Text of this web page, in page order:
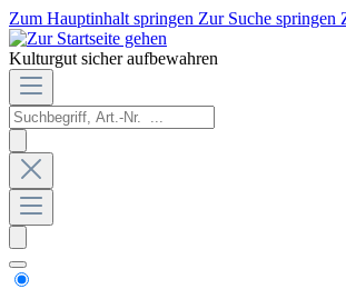
Zum Hauptinhalt springen Zur Suche springen
Kulturgut sicher aufbewahren